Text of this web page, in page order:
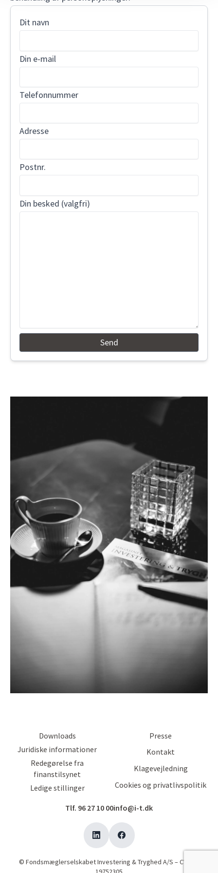
Dit navn
Din e-mail
Telefonnummer
Adresse
Postnr.
Din besked (valgfri)
Downloads
Juridiske informationer
Redegørelse fra
finanstilsynet
Ledige stillinger
Presse
Kontakt
Klagevejledning
Cookies og privatlivspolitik
Tlf. 96 27 10 00info@i-t.dk
© Fondsmæglerselskabet Investering & Tryghed A/S – CVR-nr.